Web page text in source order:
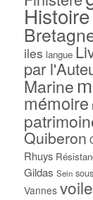
Histoire
iles langue
par
Marine
mémoire
Quiberon
Rhuys
Gildas Sein
Vannes voile